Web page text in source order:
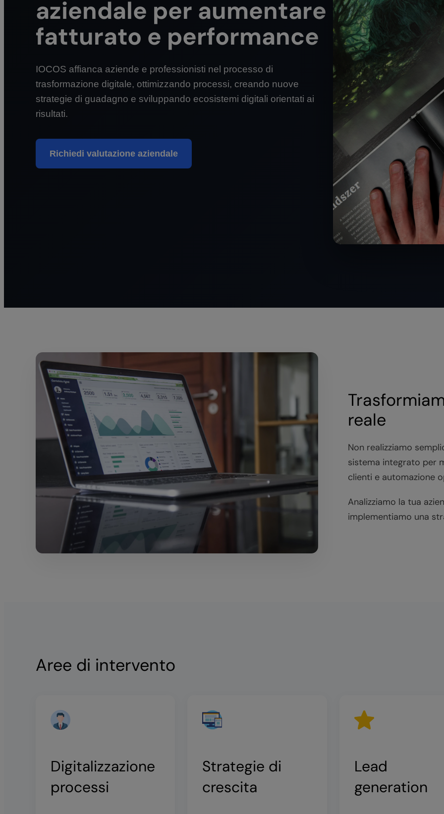
aziendale per aumentare
fatturato e performance
IOCOS affianca aziende e professionisti nel processo di
trasformazione digitale, ottimizzando processi, creando nuove
strategie di guadagno e sviluppando ecosistemi digitali orientati ai
risultati.
Richiedi valutazione aziendale
reale
Non realizziamo
sistema integrato per
clienti e automazione
Analizziamo la tua
implementiamo una
Aree di intervento
Digitalizzazione
processi
Strategie di
crescita
Lead
generation